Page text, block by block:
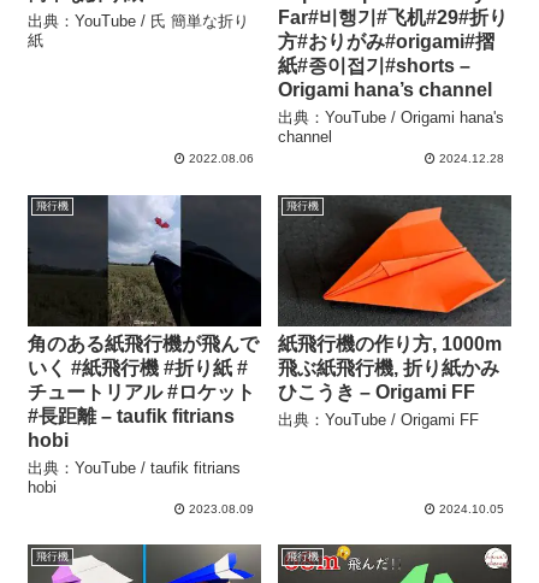
出典：YouTube / 氏 簡単な折り
紙
2022.08.06
Far#비행기#飞机#29#折り
方#おりがみ#origami#摺
紙#종이접기#shorts –
Origami hana’s channel
出典：YouTube / Origami hana's
channel
2024.12.28
飛行機
角のある紙飛行機が飛んで
いく #紙飛行機 #折り紙 #
チュートリアル #ロケット
#長距離 – taufik fitrians
hobi
出典：YouTube / taufik fitrians
hobi
2023.08.09
飛行機
紙飛行機の作り方, 1000m
飛ぶ紙飛行機, 折り紙かみ
ひこうき – Origami FF
出典：YouTube / Origami FF
2024.10.05
飛行機 飛行機